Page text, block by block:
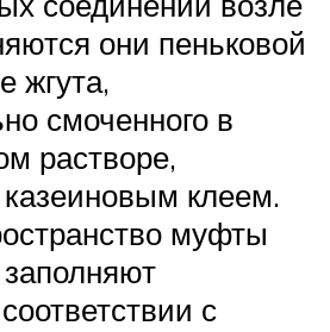
они пеньковой
жгута,
смоченного в
растворе,
клеем.
муфты
с